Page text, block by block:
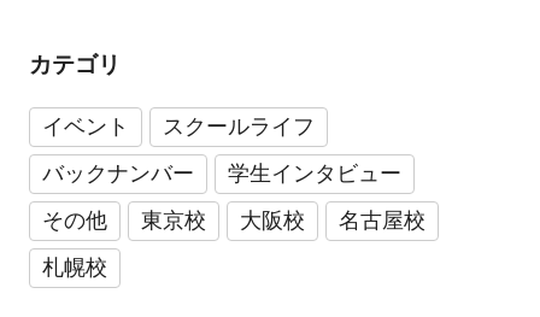
カテゴリ
イベント
スクールライフ
バックナンバー
学生インタビュー
その他
東京校 大阪校
名古屋校
札幌校